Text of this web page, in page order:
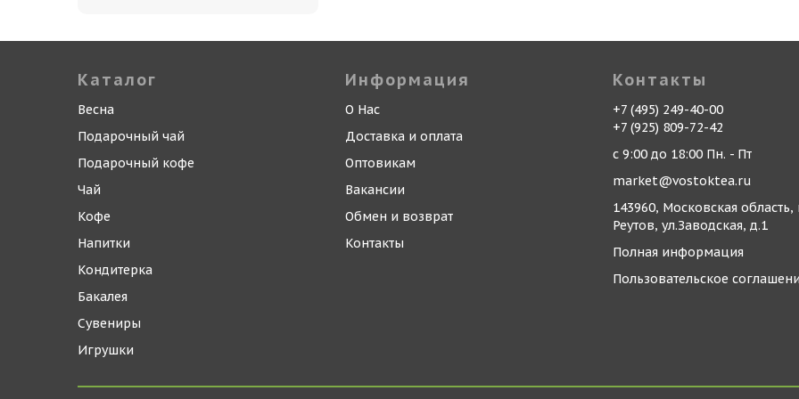
Каталог
Весна
Подарочный чай
Подарочный кофе
Чай
Кофе
Напитки
Кондитерка
Бакалея
Сувениры
Игрушки
Информация
О Нас
Доставка и оплата
Оптовикам
Вакансии
Обмен и возврат
Контакты
Контакты
+7 (495) 249-40-00
+7 (925) 809-72-42
с 9:00 до 18:00 Пн. - Пт
market@vostoktea.ru
143960, Московская область,
Реутов, ул.Заводская, д.1
Полная информация
Пользовательское